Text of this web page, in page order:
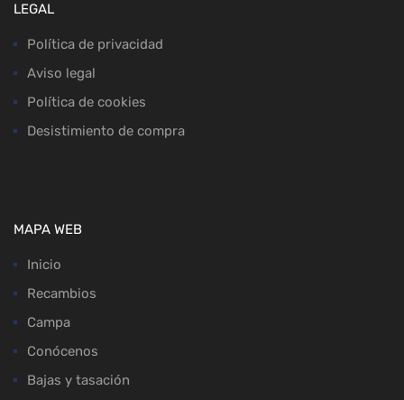
LEGAL
Política de privacidad
Aviso legal
Política de cookies
Desistimiento de compra
MAPA WEB
Inicio
Recambios
Campa
Conócenos
Bajas y tasación